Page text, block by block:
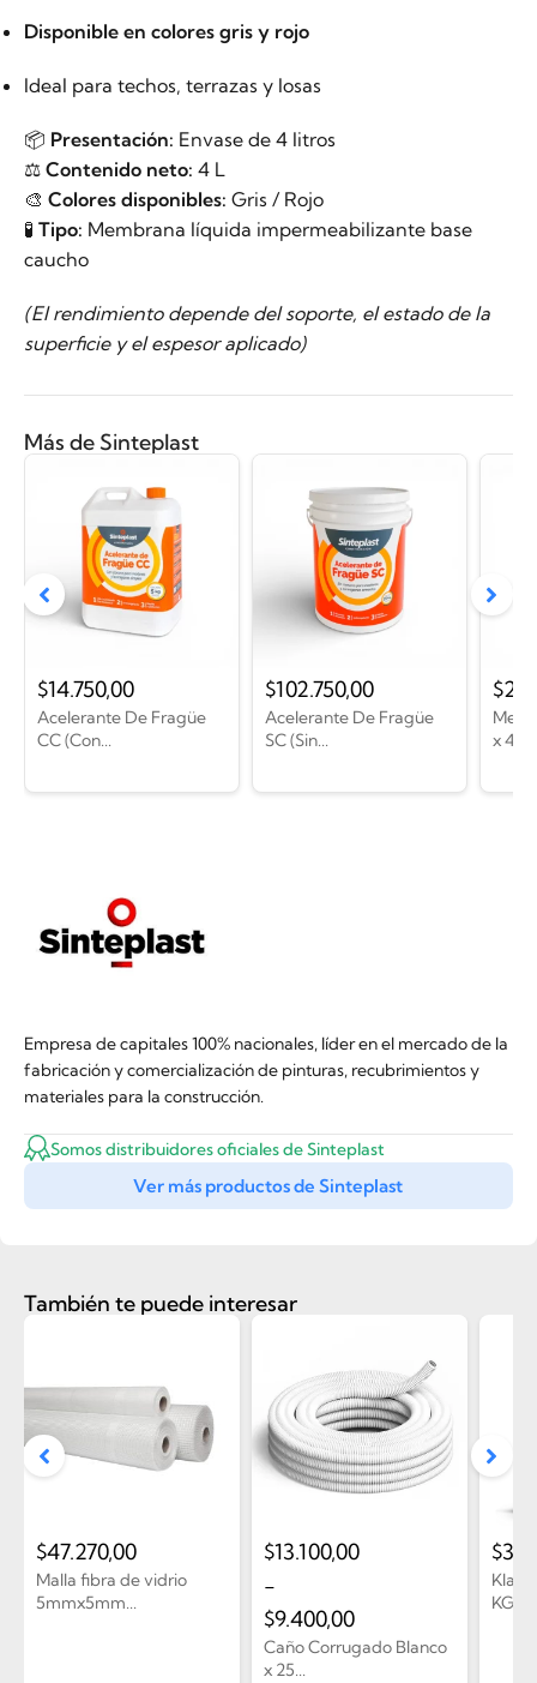
Disponible en colores gris y rojo
Ideal para techos, terrazas y losas
📦 Presentación: Envase de 4 litros
⚖️ Contenido neto: 4 L
🎨 Colores disponibles: Gris / Rojo
🧪 Tipo: Membrana líquida impermeabilizante base
caucho
(El rendimiento depende del soporte, el estado de la
superficie y el espesor aplicado)
Más de Sinteplast
Empresa de capitales 100% nacionales, líder en el mercado de la
fabricación y comercialización de pinturas, recubrimientos y
materiales para la construcción.
Somos distribuidores oficiales de Sinteplast
Ver más productos de Sinteplast
Acelerante De Fragüe
CC (Con...
$14.750,00
Acelerante De Fragüe
SC (Sin...
$102.750,00
x 4...
$
También te puede interesar
Malla fibra de vidrio
5mmx5mm...
$47.270,00
Caño Corrugado Blanco
x 25...
$9.400,00
-
$13.100,00
KG
$